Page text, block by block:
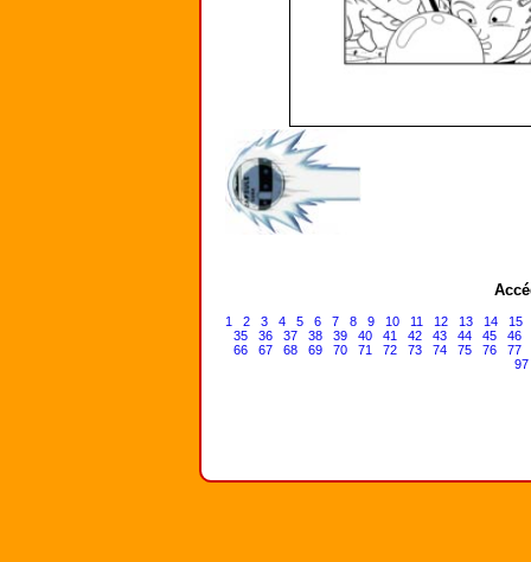
1 2 3 4 5 6 7 8 9 10 11 12 13 14
15
35
36 37 38 39 40 41 42 43 44 45
46
66
67 68 69 70 71 72 73 74 75 76
77
97